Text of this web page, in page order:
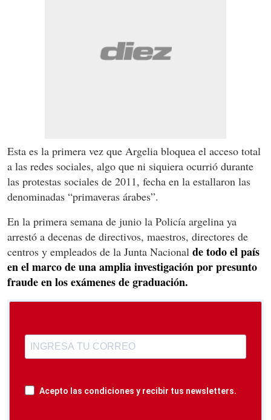
Esta es la primera vez que Argelia bloquea el acceso total
a las redes sociales, algo que ni siquiera ocurrió durante
las protestas sociales de 2011, fecha en la estallaron las
denominadas “primaveras árabes”.
En la primera semana de junio la Policía argelina ya
arrestó a decenas de directivos, maestros, directores de
centros y empleados de la Junta Nacional de todo el país
en el marco de una amplia investigación por presunto
fraude en los exámenes de graduación.
Acepto las condiciones y recibir tus newsletters.